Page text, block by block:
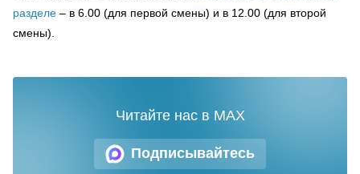
разделе – в 6.00 (для первой смены) и в 12.00 (для второй
смены).
Подписывайтесь
Читайте нас в MAX